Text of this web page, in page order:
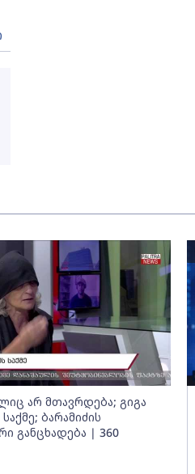
არ მთავრდება; გიგა
ბარამიძის
განცხადება | 360